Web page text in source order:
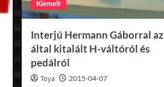
Kiemelt
Interjú Hermann Gáborral az
által kitalált H-váltóról és
pedálról
Toya 2015-04-07